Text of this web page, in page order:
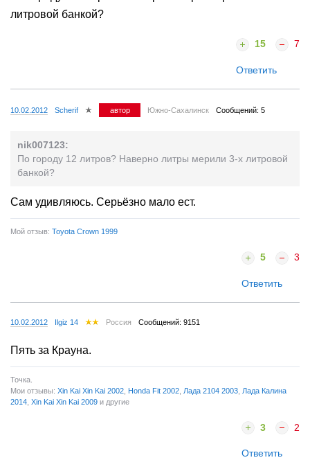
литровой банкой?
15 7
Ответить
10.02.2012 Scherif автор Южно-Сахалинск Сообщений: 5
nik007123:
По городу 12 литров? Наверно литры мерили 3-х литровой
банкой?
Сам удивляюсь. Серьёзно мало ест.
Мой отзыв: Toyota Crown 1999
5 3
Ответить
10.02.2012 Ilgiz 14 Россия Сообщений: 9151
Пять за Крауна.
Точка.
Мои отзывы: Xin Kai Xin Kai 2002 Honda Fit 2002 Лада 2104 2003 Лада Калина
2014 Xin Kai Xin Kai 2009 и другие
3 2
Ответить